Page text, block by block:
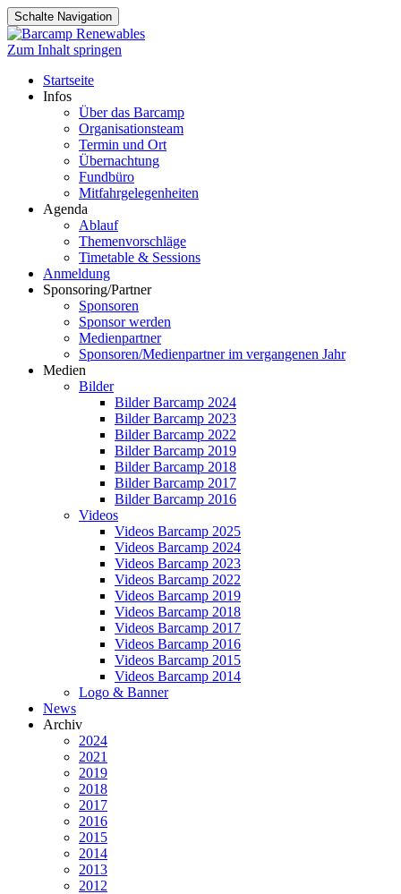
Schalte Navigation
Zum Inhalt springen
Startseite
Infos
Über das Barcamp
Organisationsteam
Termin und Ort
Übernachtung
Fundbüro
Mitfahrgelegenheiten
Agenda
Ablauf
Themenvorschläge
Timetable & Sessions
Anmeldung
Sponsoring/Partner
Sponsoren
Sponsor werden
Medienpartner
Sponsoren/Medienpartner im vergangenen Jahr
Medien
Bilder
Bilder Barcamp 2024
Bilder Barcamp 2023
Bilder Barcamp 2022
Bilder Barcamp 2019
Bilder Barcamp 2018
Bilder Barcamp 2017
Bilder Barcamp 2016
Videos
Videos Barcamp 2025
Videos Barcamp 2024
Videos Barcamp 2023
Videos Barcamp 2022
Videos Barcamp 2019
Videos Barcamp 2018
Videos Barcamp 2017
Videos Barcamp 2016
Videos Barcamp 2015
Videos Barcamp 2014
Logo & Banner
News
Archiv
2024
2021
2019
2018
2017
2016
2015
2014
2013
2012